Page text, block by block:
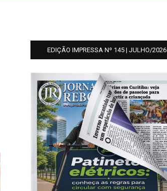
EDIÇÃO IMPRESSA Nº 145 | JULHO/2026